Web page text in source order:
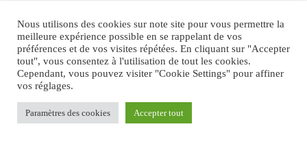
Contact Youtube
Telegram
Discord
Flux RSS
Sites partenaires
Nous utilisons des cookies sur note site pour vous permettre la
meilleure expérience possible en se rappelant de vos
préférences et de vos visites répétées. En cliquant sur "Accepter
tout", vous consentez à l'utilisation de tout les cookies.
Cependant, vous pouvez visiter "Cookie Settings" pour affiner
vos réglages.
Paramètres des cookies Accepter tout